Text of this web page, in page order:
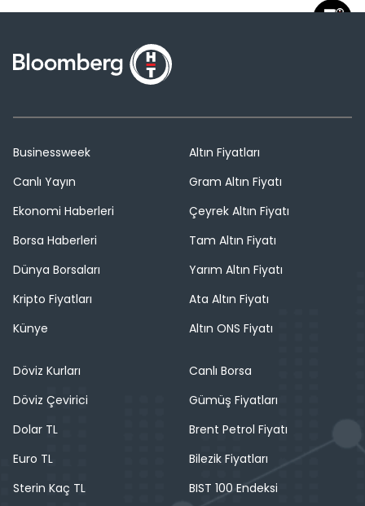
Businessweek
Canlı Yayın
Ekonomi Haberleri
Borsa Haberleri
Dünya Borsaları
Kripto Fiyatları
Künye
Altın Fiyatları
Gram Altın Fiyatı
Çeyrek Altın Fiyatı
Tam Altın Fiyatı
Yarım Altın Fiyatı
Ata Altın Fiyatı
Altın ONS Fiyatı
Döviz Kurları
Döviz Çevirici
Dolar TL
Euro TL
Sterin Kaç TL
Canlı Borsa
Gümüş Fiyatları
Brent Petrol Fiyatı
Bilezik Fiyatları
BIST 100 Endeksi